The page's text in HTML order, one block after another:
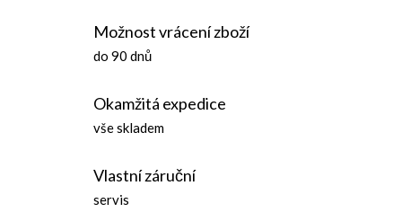
Možnost vrácení zboží
do 90 dnů
Okamžitá expedice
vše skladem
Vlastní záruční
servis